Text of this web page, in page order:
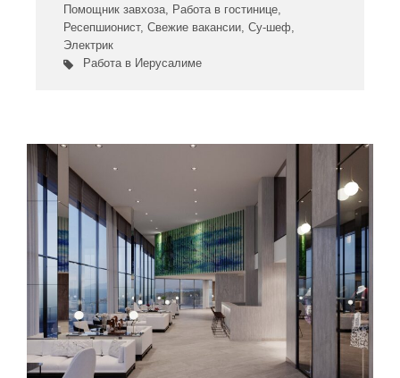
Помощник завхоза, Работа в гостинице,
Ресепшионист, Свежие вакансии, Су-шеф,
Электрик
Работа в Иерусалиме